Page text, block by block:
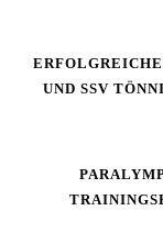
UND SSV